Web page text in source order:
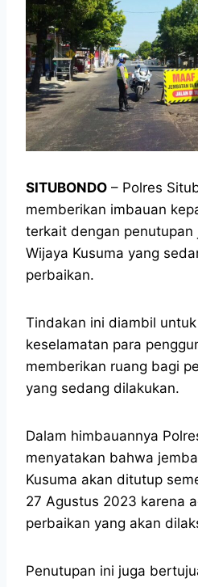
SITUBONDO – Polres
memberikan imbauan
terkait dengan
Wijaya Kusuma yang
perbaikan.
Tindakan ini diambil
keselamatan para
memberikan ruang bagi
yang sedang dilakukan.
Dalam himbauannya
menyatakan bahwa
Kusuma akan ditutup
27 Agustus 2023 karena
perbaikan yang akan
Penutupan ini juga